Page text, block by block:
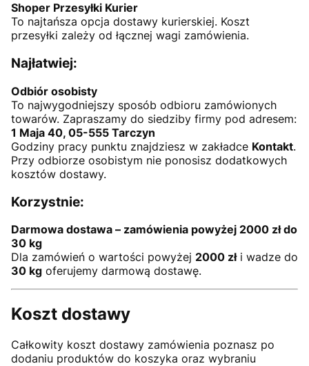
Shoper Przesyłki Kurier
To najtańsza opcja dostawy kurierskiej. Koszt
przesyłki zależy od łącznej wagi zamówienia.
Najłatwiej:
Odbiór osobisty
To najwygodniejszy sposób odbioru zamówionych
towarów. Zapraszamy do siedziby firmy pod adresem:
1 Maja 40, 05-555 Tarczyn
Godziny pracy punktu znajdziesz w zakładce Kontakt.
Przy odbiorze osobistym nie ponosisz dodatkowych
kosztów dostawy.
Korzystnie:
Darmowa dostawa – zamówienia powyżej 2000 zł do
30 kg
Dla zamówień o wartości powyżej 2000 złi wadze do
30 kg oferujemy darmową dostawę.
Koszt dostawy
Całkowity koszt dostawy zamówienia poznasz po
dodaniu produktów do koszyka oraz wybraniu